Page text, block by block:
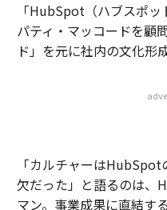
「HubSpot（ハブスポ
パティ・マッコードを顧
ド」を元に社内の文化形
「カルチャーは
欠だった」と語るのは、
マン。事業成果に直結す